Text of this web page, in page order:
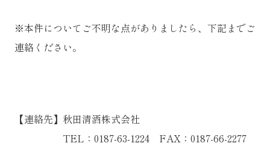
※本件についてご不明な点がありましたら、下記までご
連絡ください。
【連絡先】 秋田清酒株式会社
TEL：0187-63-1224 FAX：0187-66-2277